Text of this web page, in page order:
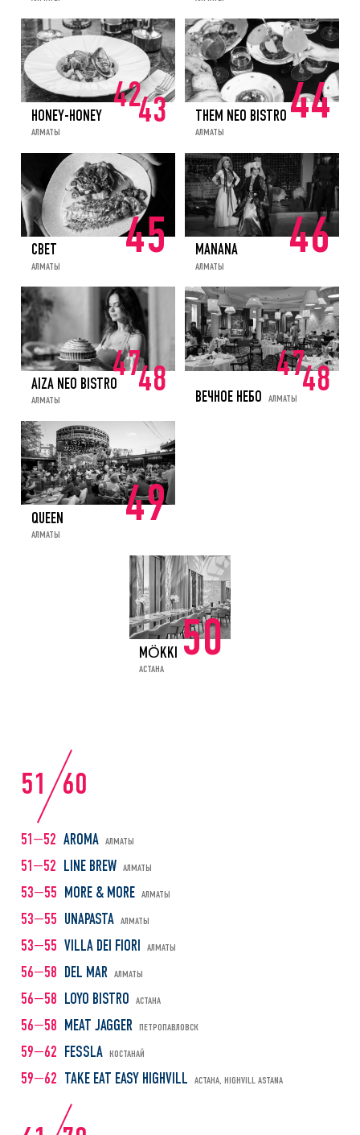
4243
HONEY-HONEY
АЛМАТЫ
44
THEM NEO BISTRO
АЛМАТЫ
45
СВЕТ
АЛМАТЫ
46
MANANA
АЛМАТЫ
4748
AIZA NEO BISTRO
АЛМАТЫ
4748
ВЕЧНОЕ НЕБО АЛМАТЫ
49
QUEEN
АЛМАТЫ
50
MÖKKI
АСТАНА
51 60
51—52 AROMA АЛМАТЫ
51—52 LINE BREW АЛМАТЫ
53—55 MORE & MORE АЛМАТЫ
53—55 UNAPASTA АЛМАТЫ
53—55 VILLA DEI FIORI АЛМАТЫ
56—58 DEL MAR АЛМАТЫ
56—58 LOYO BISTRO АСТАНА
56—58 MEAT JAGGER ПЕТРОПАВЛОВСК
59—62 FESSLA КОСТАНАЙ
59—62 TAKE EAT EASY HIGHVILL АСТАНА, HIGHVILL ASTANA